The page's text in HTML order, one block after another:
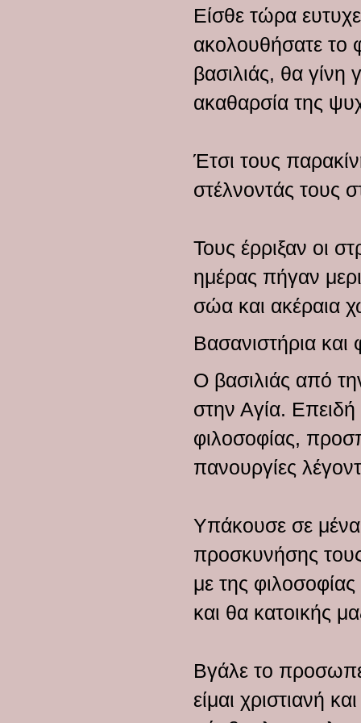
Είσθε τώρα
ακολουθήσατε το
βασιλιάς, θα
ακαθαρσία της
Έτσι τους
στέλνοντάς τους
Τους έρριξαν οι
ημέρας πήγαν
σώα και ακέραια
Βασανιστήρια και
Ο βασιλιάς από
στην Αγία.
φιλοσοφίας,
πανουργίες
Υπάκουσε σε
προσκυνήσης
με της
και θα κατοικής
Βγάλε το
είμαι χριστιανή